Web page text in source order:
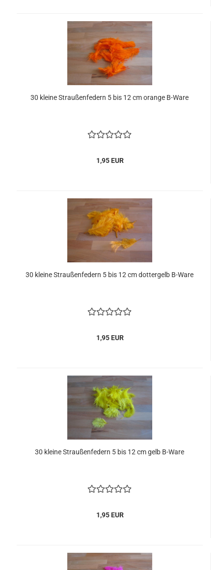
30 kleine Straußenfedern 5 bis 12 cm orange B-Ware
1,95 EUR
30 kleine Straußenfedern 5 bis 12 cm dottergelb B-Ware
1,95 EUR
30 kleine Straußenfedern 5 bis 12 cm gelb B-Ware
1,95 EUR